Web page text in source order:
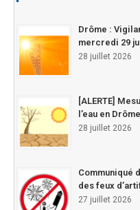
Drôme :
mercredi 29
28 juillet 2026
[ALERTE]
l’eau en Drôme
28 juillet 2026
Communiqué
des feux
27 juillet 2026